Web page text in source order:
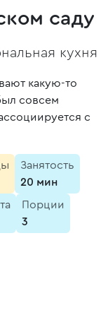
саду
кухня
какую-то
совсем
с
Занятость
20 мин
Порции
3